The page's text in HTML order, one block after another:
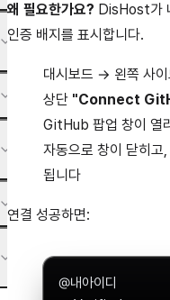
왜 필요한가요? DisHost가
인증 배지를 표시합니다.
대시보드 → 왼쪽 사
상단 "Connect
GitHub 팝업 창이 열
자동으로 창이 닫히
됩니다
연결 성공하면:
@내아이디